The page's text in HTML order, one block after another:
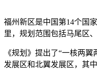
福州新区是中国第14个国
里，规划范围包括马尾区
《规划》提出了“一核两
发展区和北翼发展区，其